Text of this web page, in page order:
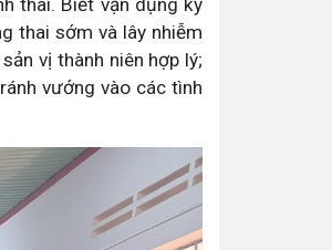
thai sớm và lây nhiễm
vị thành niên hợp lý;
vướng vào các tình